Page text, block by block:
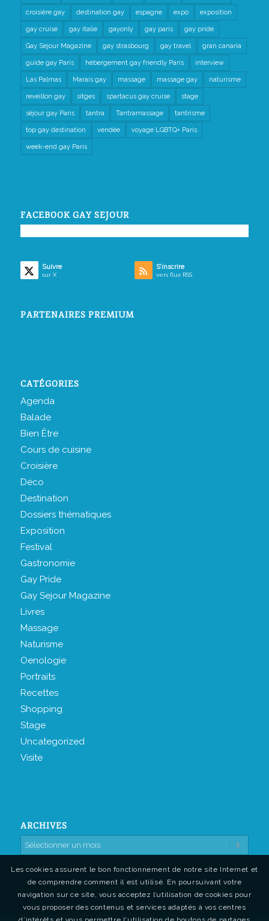
croisière gay destination gay espagne expo exposition
gay cruise gay italie gayonly gay paris gay pride
Gay Sejour Magazine gay strasbourg gay travel gran canaria
guide gay Paris hébergement gay friendly Paris interview
Las Palmas Marais gay massage massage gay naturisme
reveillon gay sitges spartacus gay cruise stage
séjour gay Paris tantra Tantramassage tantrisme
top gay destination vendée voyage LGBTQ+ Paris
week-end gay Paris
FACEBOOK GAY SEJOUR
Suivre
sur X
S’inscrire
vers flux RSS
PARTENAIRES PREMIUM
CATÉGORIES
Agenda
Balade
Bien Être
Cours de cuisine
Croisière
Déco
Destination
Dossiers thématiques
Exposition
Festival
Gastronomie
Gay Pride
Gay Sejour Magazine
Livres
Massage
Naturisme
Oenologie
Portraits
Recettes
Shopping
Stage
Uncategorized
Visite
ARCHIVES
Les cookies assurent le bon fonctionnement de notre site Internet et
de comprendre comment il est utilisé. En poursuivant votre
navigation sur ce site, vous acceptez l’utilisation de cookies pour
vous proposer des contenus et services adaptés à vos centres